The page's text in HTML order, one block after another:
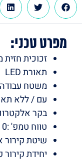
מפרט טכני:
זכוכית חזית
תאורת LED
משטח עבודה
עם / ללא תא
בקר
טווח טמפ' :0 / + 4 מעלות
שיטת קירור
יחידת קירור